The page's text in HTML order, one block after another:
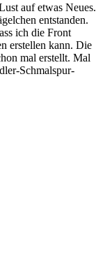
auf etwas Neues.
entstanden.
ich die Front
erstellen kann. Die
mal erstellt. Mal
Schmalspur-